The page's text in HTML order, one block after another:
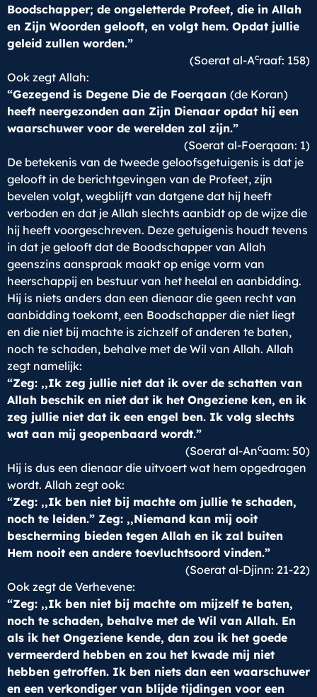
Boodschapper; de ongeletterde Profeet, die in Allah
en Zijn Woorden gelooft, en volgt hem. Opdat jullie
geleid zullen worden.”
(Soerat al-Acraaf: 158)
Ook zegt Allah:
“Gezegend is Degene Die de Foerqaan (de Koran)
heeft neergezonden aan Zijn Dienaar opdat hij een
waarschuwer voor de werelden zal zijn.”
(Soerat al-Foerqaan: 1)
De betekenis van de tweede geloofsgetuigenis is dat je
gelooft in de berichtgevingen van de Profeet, zijn
bevelen volgt, wegblijft van datgene dat hij heeft
verboden en dat je Allah slechts aanbidt op de wijze die
hij heeft voorgeschreven. Deze getuigenis houdt tevens
in dat je gelooft dat de Boodschapper van Allah
geenszins aanspraak maakt op enige vorm van
heerschappij en bestuur van het heelal en aanbidding.
Hij is niets anders dan een dienaar die geen recht van
aanbidding toekomt, een Boodschapper die niet liegt
en die niet bij machte is zichzelf of anderen te baten,
noch te schaden, behalve met de Wil van Allah. Allah
zegt namelijk:
“Zeg: ,,Ik zeg jullie niet dat ik over de schatten van
Allah beschik en niet dat ik het Ongeziene ken, en ik
zeg jullie niet dat ik een engel ben. Ik volg slechts
wat aan mij geopenbaard wordt.”
(Soerat al-Ancaam: 50)
Hij is dus een dienaar die uitvoert wat hem opgedragen
wordt. Allah zegt ook:
“Zeg: ,,Ik ben niet bij machte om jullie te schaden,
noch te leiden.” Zeg: ,,Niemand kan mij ooit
bescherming bieden tegen Allah en ik zal buiten
Hem nooit een andere toevluchtsoord vinden.”
(Soerat al-Djinn: 21-22)
Ook zegt de Verhevene:
“Zeg: ,,Ik ben niet bij machte om mijzelf te baten,
noch te schaden, behalve met de Wil van Allah. En
als ik het Ongeziene kende, dan zou ik het goede
vermeerderd hebben en zou het kwade mij niet
hebben getroffen. Ik ben niets dan een waarschuwer
en een verkondiger van blijde tijdingen voor een